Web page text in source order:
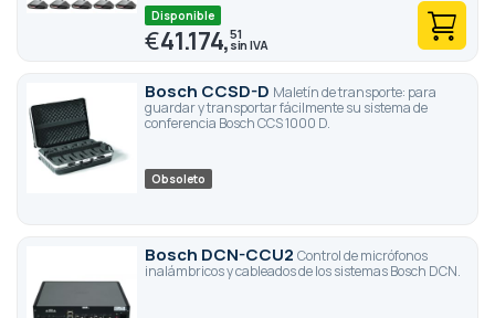
Disponible
€41.174,51
Bosch CCSD-D Maletín de transporte: para
guardar y transportar fácilmente su sistema de
conferencia Bosch CCS 1000 D.
Obsoleto
Bosch DCN-CCU2 Control de micrófonos
inalámbricos y cableados de los sistemas Bosch DCN.